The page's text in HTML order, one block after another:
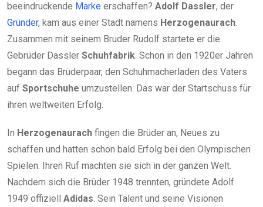
beeindruckende Marke erschaffen? Adolf Dassler, der
Gründer, kam aus einer Stadt namens Herzogenaurach.
Zusammen mit seinem Bruder Rudolf startete er die
Gebrüder Dassler Schuhfabrik. Schon in den 1920er Jahren
begann das Brüderpaar, den Schuhmacherladen des Vaters
auf Sportschuhe umzustellen. Das war der Startschuss für
ihren weltweiten Erfolg.
In Herzogenaurach fingen die Brüder an, Neues zu
schaffen und hatten schon bald Erfolg bei den Olympischen
Spielen. Ihren Ruf machten sie sich in der ganzen Welt.
Nachdem sich die Brüder 1948 trennten, gründete Adolf
1949 offiziell Adidas. Sein Talent und seine Visionen